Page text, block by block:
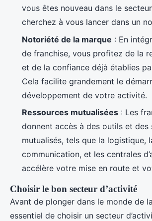
vous êtes nouveau dans le
cherchez à vous lancer dans un
Notoriété de la marque : En
de franchise, vous profitez de la
et de la confiance déjà établies
Cela facilite grandement le
développement de votre activité.
Ressources mutualisées : Les
donnent accès à des outils et des
mutualisés, tels que la logistique,
communication, et les centrales
accélère votre mise en route et
Choisir le bon secteur d’activité
Avant de plonger dans le monde de
essentiel de choisir un secteur